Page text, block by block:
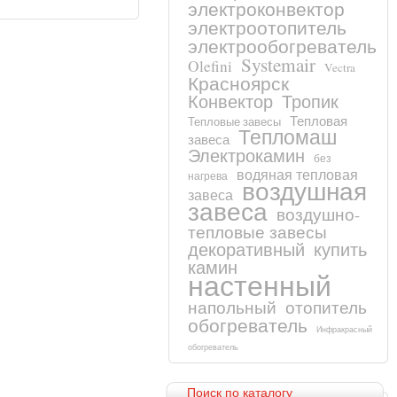
электроконвектор
электроотопитель
электрообогреватель
Olefini Systemair Vectra
Красноярск
Конвектор Тропик
Тепловые завесы Тепловая
завеса Тепломаш
Электрокамин
без
нагрева
водяная тепловая
завеса воздушная
завеса воздушно-
тепловые завесы
декоративный купить
камин
настенный
напольный отопитель
обогреватель
Инфракрасный
обогреватель
Поиск по каталогу